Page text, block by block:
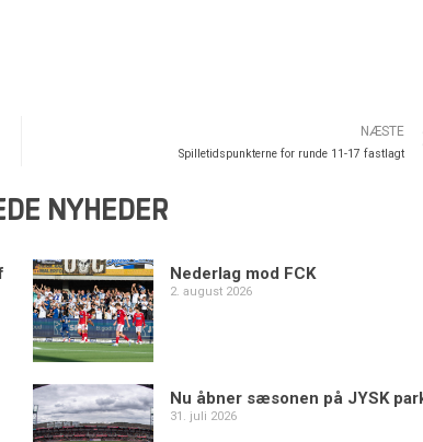
NÆSTE
Spilletidspunkterne for runde 11-17 fastlagt
NYHEDER
Nederlag mod FCK
2. august 2026
Nu åbner sæsonen på JYSK
31. juli 2026